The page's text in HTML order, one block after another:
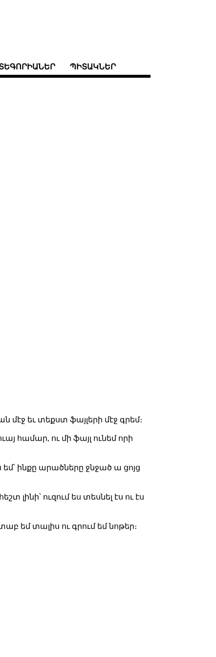
ՊԻՏԱԿՆԵՐ
մէջ եւ տեքստ ֆայլերի մէջ գրեմ։
համար, ու մի ֆայլ ունեմ որի
եմ՝ ինքը արածները ջնջած ա ցոյց
լինի՝ ուզում ես տեսնել էս ու էս
եմ տալիս ու գրում եմ նոթեր։